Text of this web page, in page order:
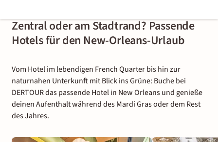
Zentral oder am Stadtrand? Passende
Hotels für den New-Orleans-Urlaub
Vom Hotel im lebendigen French Quarter bis hin zur
naturnahen Unterkunft mit Blick ins Grüne: Buche bei
DERTOUR das passende Hotel in New Orleans und genieße
deinen Aufenthalt während des Mardi Gras oder dem Rest
des Jahres.